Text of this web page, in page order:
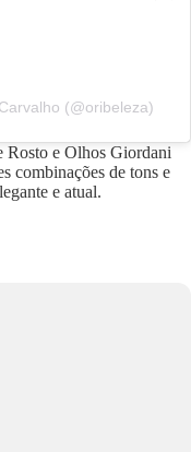
(@oribeleza)
Rosto e Olhos Giordani
combinações de tons e
e atual.